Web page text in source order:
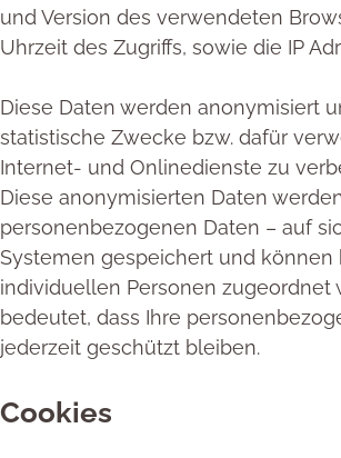
und Version des verwendeten
Uhrzeit des Zugriffs, sowie die IP
Diese Daten werden anonymisiert
statistische Zwecke bzw. dafür
Internet- und Onlinedienste zu
Diese anonymisierten Daten
personenbezogenen Daten – auf
Systemen gespeichert und können
individuellen Personen zugeordnet
bedeutet, dass Ihre
jederzeit geschützt bleiben.
Cookies